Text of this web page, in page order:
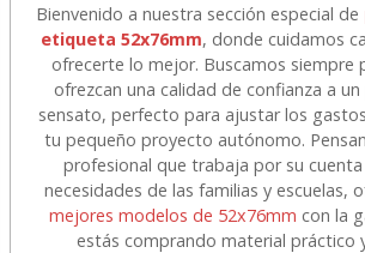
Bienvenido a nuestra sección especial de
etiqueta 52x76mm, donde cuidamos
ofrecerte lo mejor. Buscamos siempre
ofrezcan una calidad de confianza a
sensato, perfecto para ajustar los
tu pequeño proyecto autónomo.
profesional que trabaja por su
necesidades de las familias y escuelas,
mejores modelos de 52x76mm con la
estás comprando material práctico